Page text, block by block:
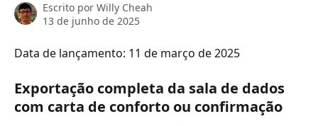
Escrito por Willy Cheah
13 de junho de 2025
Data de lançamento: 11 de março de 2025
Exportação completa da sala de dados
com carta de conforto ou confirmação